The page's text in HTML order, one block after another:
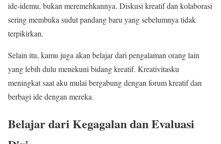
ide-idemu, bukan meremehkannya. Diskusi kreatif dan kolaborasi
sering membuka sudut pandang baru yang sebelumnya tidak
terpikirkan.
Selain itu, kamu juga akan belajar dari pengalaman orang lain
yang lebih dulu menekuni bidang kreatif. Kreativitasku
meningkat saat aku mulai bergabung dengan forum kreatif dan
berbagi ide dengan mereka.
Belajar dari Kegagalan dan Evaluasi